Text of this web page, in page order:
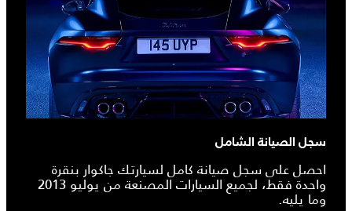
سجل الصيانة الشامل
احصل على سجل صيانة كامل لسيارتك جاكوار بنقرة
واحدة فقط، لجميع السيارات المصنعة من يوليو 2013
وما يليه.